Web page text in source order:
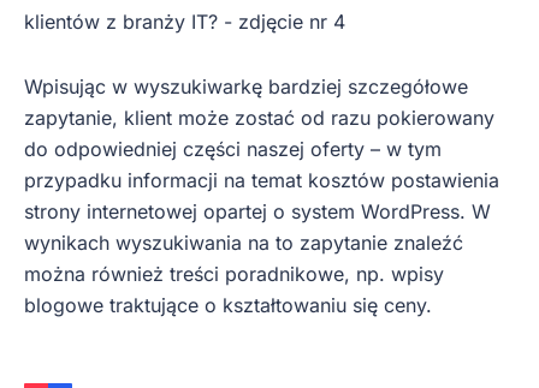
Wpisując w wyszukiwarkę bardziej szczegółowe
zapytanie, klient może zostać od razu pokierowany
do odpowiedniej części naszej oferty – w tym
przypadku informacji na temat kosztów postawienia
strony internetowej opartej o system WordPress. W
wynikach wyszukiwania na to zapytanie znaleźć
można również treści poradnikowe, np. wpisy
blogowe traktujące o kształtowaniu się ceny.